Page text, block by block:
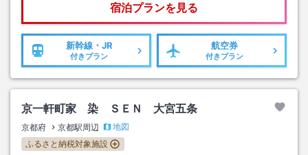
宿泊プランを見る
新幹線・JR
付きプラン
航空券
付きプラン
京一軒町家 染 ＳＥＮ 大宮五条
京都府 京都駅周辺
地図
ふるさと納税対象施設